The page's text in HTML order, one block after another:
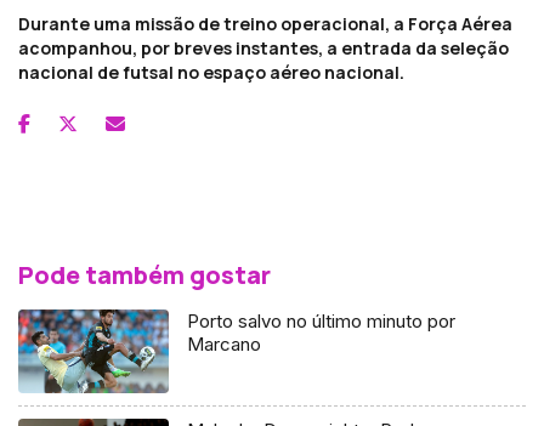
Durante uma missão de treino operacional, a Força Aérea
acompanhou, por breves instantes, a entrada da seleção
nacional de futsal no espaço aéreo nacional.
Pode também gostar
Porto salvo no último minuto por
Marcano